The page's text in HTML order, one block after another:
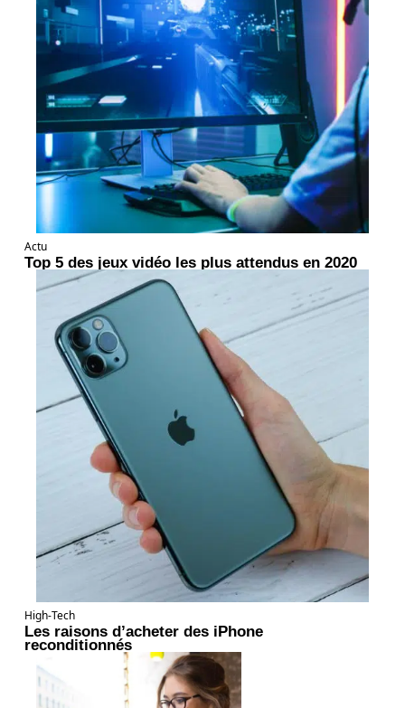
Actu
Top 5 des jeux vidéo les plus attendus en 2020
High-Tech
Les raisons d’acheter des iPhone
reconditionnés